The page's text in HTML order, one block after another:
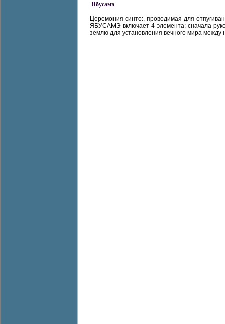
Ябусамэ
Церемония синто:, проводимая для
ЯБУСАМЭ включает 4 элемента: сначала
землю для установления вечного мира между